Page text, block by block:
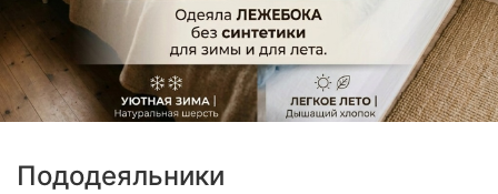
Пододеяльники